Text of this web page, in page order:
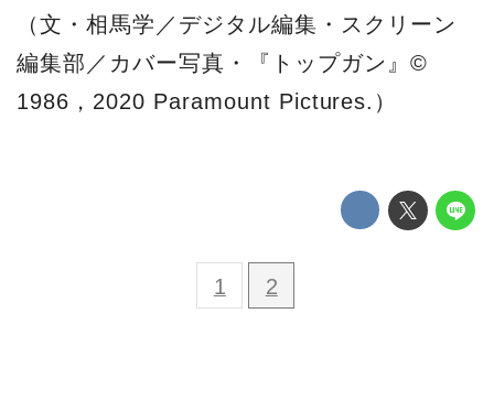
（文・相馬学／デジタル編集・スクリーン
編集部／カバー写真・『トップガン』©
1986，2020 Paramount Pictures.）
1 2